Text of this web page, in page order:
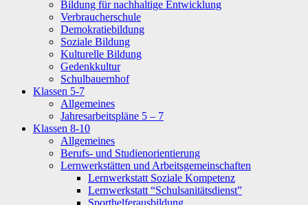
Bildung für nachhaltige Entwicklung
Verbraucherschule
Demokratiebildung
Soziale Bildung
Kulturelle Bildung
Gedenkkultur
Schulbauernhof
Klassen 5-7
Allgemeines
Jahresarbeitspläne 5 – 7
Klassen 8-10
Allgemeines
Berufs- und Studienorientierung
Lernwerkstätten und Arbeitsgemeinschaften
Lernwerkstatt Soziale Kompetenz
Lernwerkstatt “Schulsanitätsdienst”
Sporthelferausbildung